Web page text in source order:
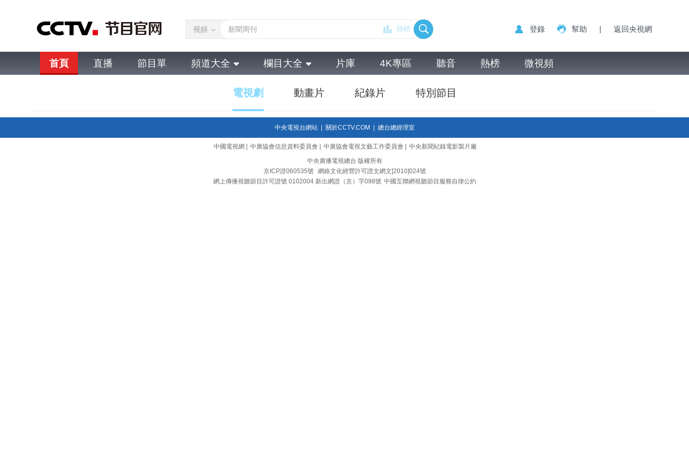
視頻 熱榜 登錄 幫助 | 返回央視網
首頁 直播 節目單 頻道大全 欄目大全 片庫 4K專區 聽音 熱榜 微視頻
電視劇 動畫片 紀錄片 特別節目
中央電視台網站| 關於CCTV.COM 總台總經理室
中國電視網 中廣協會信息資料委員會 中廣協會電視文藝工作委員會
中央新聞紀錄電影製片廠
中央廣播電視總台 版權所有
京ICP證060535號
網絡文化經營許可證文網文[2010]024號
網上傳播視聽節目許可證號 0102004 新出網證（京）字098號 中國互聯網視聽節目服務自律公約